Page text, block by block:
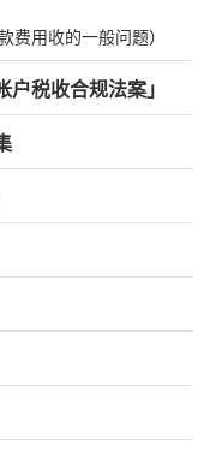
费用收的一般问题）
户税收合规法案」